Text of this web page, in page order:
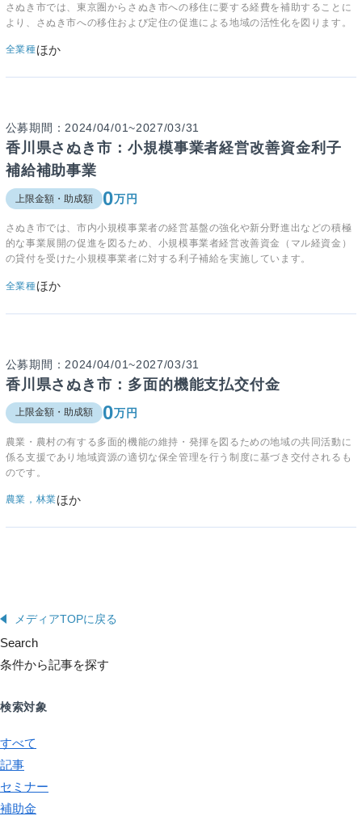
さぬき市では、東京圏からさぬき市への移住に要する経費を補助することに
より、さぬき市への移住および定住の促進による地域の活性化を図ります。
全業種ほか
公募期間：2024/04/01~2027/03/31
香川県さぬき市：小規模事業者経営改善資金利子
補給補助事業
上限金額・助成額 0万円
さぬき市では、市内小規模事業者の経営基盤の強化や新分野進出などの積極
的な事業展開の促進を図るため、小規模事業者経営改善資金（マル経資金）
の貸付を受けた小規模事業者に対する利子補給を実施しています。
全業種ほか
公募期間：2024/04/01~2027/03/31
香川県さぬき市：多面的機能支払交付金
上限金額・助成額 0万円
農業・農村の有する多面的機能の維持・発揮を図るための地域の共同活動に
係る支援であり地域資源の適切な保全管理を行う制度に基づき交付されるも
のです。
農業，林業ほか
メディアTOPに戻る
Search
条件から記事を探す
検索対象
すべて
記事
セミナー
補助金